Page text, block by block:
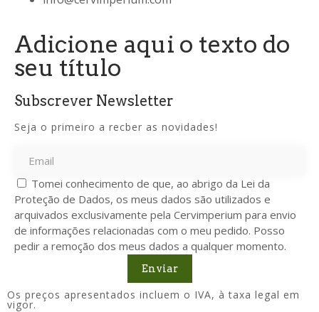
Adicione aqui o texto do
seu título
Subscrever Newsletter
Seja o primeiro a recber as novidades!
Tomei conhecimento de que, ao abrigo da Lei da
Proteção de Dados, os meus dados são utilizados e
arquivados exclusivamente pela Cervimperium para envio
de informações relacionadas com o meu pedido. Posso
pedir a remoção dos meus dados a qualquer momento.
Enviar
Os preços apresentados incluem o IVA, à taxa legal em
vigor.